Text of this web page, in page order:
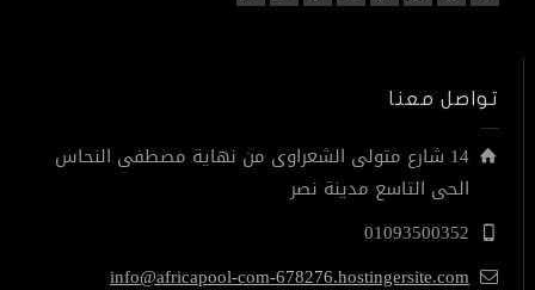
تواصل معنا
14 شارع متولى الشعراوى من نهاية مصطفى النحاس
الحى التاسع مدينة نصر
01093500352
info@africapool-com-678276.hostingersite.com